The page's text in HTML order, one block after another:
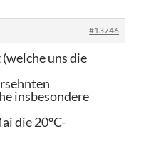
#13746
uns die
insbesondere
die 20°C-